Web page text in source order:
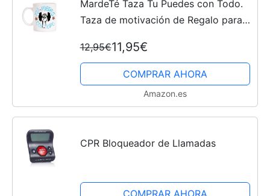
MardeTé Taza Tu Puedes con Todo.
Taza de motivación de Regalo para
Oposiciones
12,95€11,95€
COMPRAR AHORA
Amazon.es
CPR Bloqueador de Llamadas
COMPRAR AHORA